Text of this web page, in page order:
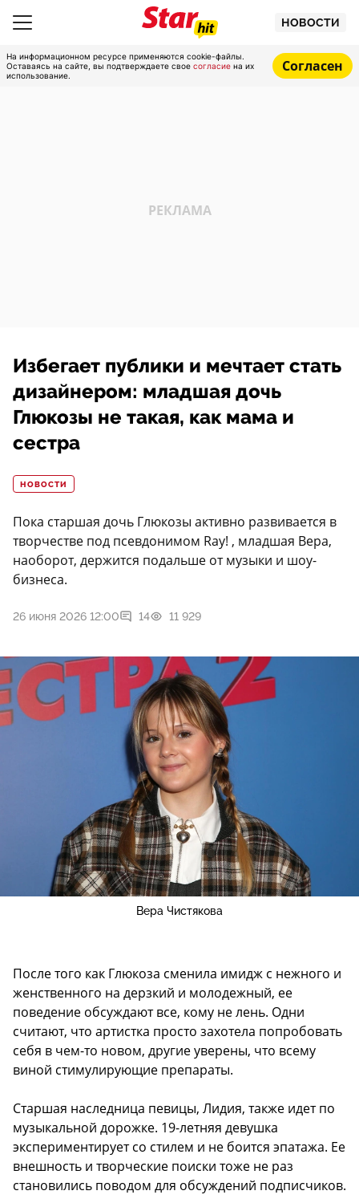
НОВОСТИ
На информационном ресурсе применяются cookie-файлы.
Оставаясь на сайте, вы подтверждаете свое согласие на их
использование.
Согласен
Избегает публики и мечтает стать
дизайнером: младшая дочь
Глюкозы не такая, как мама и
сестра
НОВОСТИ
Пока старшая дочь Глюкозы активно развивается в
творчестве под псевдонимом Ray! , младшая Вера,
наоборот, держится подальше от музыки и шоу-
бизнеса.
26 июня 2026 12:00 14 11 929
Вера Чистякова
После того как Глюкоза сменила имидж с нежного и
женственного на дерзкий и молодежный, ее
поведение обсуждают все, кому не лень. Одни
считают, что артистка просто захотела попробовать
себя в чем-то новом, другие уверены, что всему
виной стимулирующие препараты.
Старшая наследница певицы, Лидия, также идет по
музыкальной дорожке. 19-летняя девушка
экспериментирует со стилем и не боится эпатажа. Ее
внешность и творческие поиски тоже не раз
становились поводом для обсуждений подписчиков.